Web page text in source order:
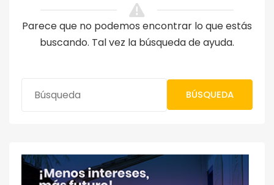
Parece que no podemos encontrar lo que estás
buscando. Tal vez la búsqueda de ayuda.
BÚSQUEDA